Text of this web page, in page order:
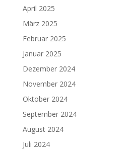
April 2025
März 2025
Februar 2025
Januar 2025
Dezember 2024
November 2024
Oktober 2024
September 2024
August 2024
Juli 2024